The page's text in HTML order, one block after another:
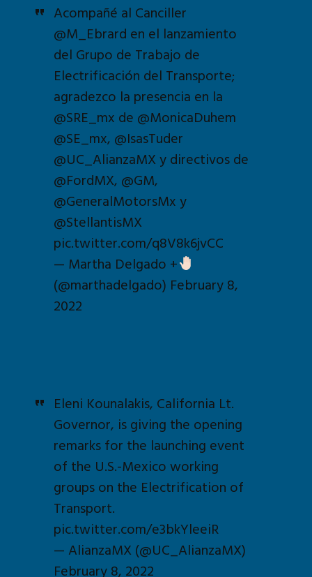
Acompañé al Canciller
@M_Ebrard en el lanzamiento
del Grupo de Trabajo de
Electrificación del Transporte;
agradezco la presencia en la
@SRE_mx de @MonicaDuhem
@SE_mx, @IsasTuder
@UC_AlianzaMX y directivos de
@FordMX, @GM,
@GeneralMotorsMx y
@StellantisMX
pic.twitter.com/q8V8k6jvCC
— Martha Delgado +
(@marthadelgado) February 8,
2022
Eleni Kounalakis, California Lt.
Governor, is giving the opening
remarks for the launching event
of the U.S.-Mexico working
groups on the Electrification of
Transport.
pic.twitter.com/e3bkYleeiR
— AlianzaMX (@UC_AlianzaMX)
February 8, 2022